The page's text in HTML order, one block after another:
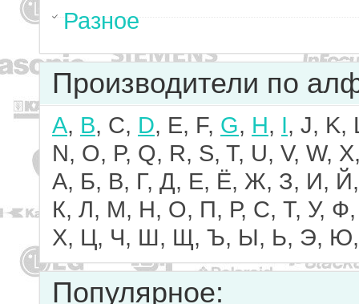
Разное
Производители по
A, B, C, D, E, F, G, H, I, J, K,
N, O, P, Q, R, S, T, U, V, W,
А, Б, В, Г, Д, Е, Ё, Ж, З, И, Й,
К, Л, М, Н, О, П, Р, С, Т, У, Ф,
Х, Ц, Ч, Ш, Щ, Ъ, Ы, Ь, Э,
Популярное: